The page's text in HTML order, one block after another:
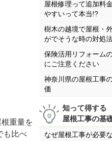
重量を
も比べ
屋根修理って追加料
やすいって本当!?
樹木の越境で屋根・
がでそうな時の対処
保険活用リフォーム
にご注意ください
神奈川県の屋根工事
価
知って得する
屋根工事の基
なぜ屋根工事が必要